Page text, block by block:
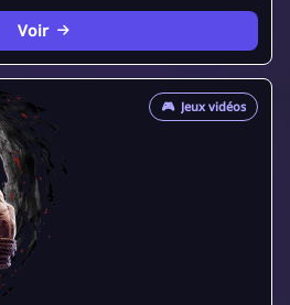
Voir
🎮 Jeux vidéos